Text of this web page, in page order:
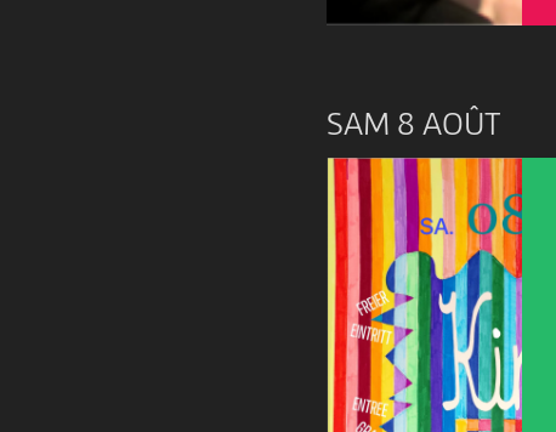
SAM 8 AOÛT